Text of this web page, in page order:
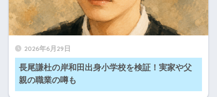
2026年6月29日
長尾謙杜の岸和田出身小学校を検証！実家や父
親の職業の噂も